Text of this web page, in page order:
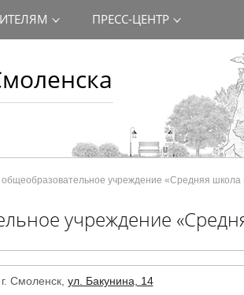
ПРЕСС-ЦЕНТР
учреждение «Средняя
учреждение
Смоленск, ул. Бакунина, 14